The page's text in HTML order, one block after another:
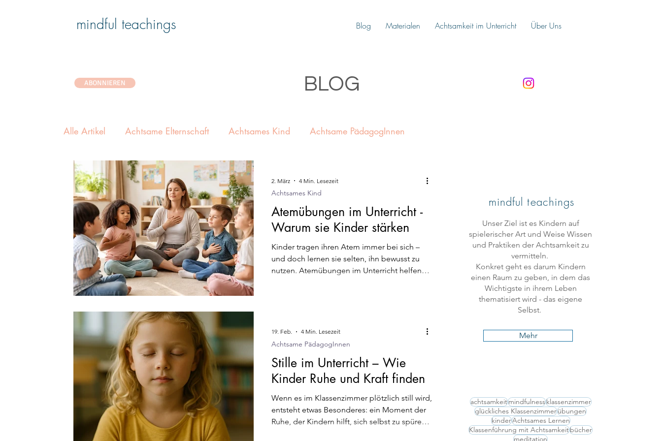
mindful teachings Blog Materialen Achtsamkeit im Unterricht Über Uns
ABONNIEREN BLOG
Alle Artikel Achtsame Elternschaft Achtsames Kind Achtsame PädagogInnen
Achtsames Zuhause Die Wissenschaft hinter Achtsamkeit
Selbstfürsorge für PädagogInnen
Atemübungen im Unterricht -
Warum sie Kinder stärken
Kinder tragen ihren Atem immer bei sich –
und doch lernen sie selten, ihn bewusst zu
nutzen. Atemübungen im Unterricht helfen
Achtsames Kind
2. März 4 Min. Lesezeit
Stille im Unterricht – Wie
Kinder Ruhe und Kraft finden
Wenn es im Klassenzimmer plötzlich still wird,
entsteht etwas Besonderes: ein Moment der
Ruhe, der Kindern hilft, sich selbst zu spüren
Achtsame PädagogInnen
19. Feb. 4 Min. Lesezeit
mindful teachings
Unser Ziel ist es Kindern auf
spielerischer Art und Weise Wissen
und Praktiken der Achtsamkeit zu
vermitteln.
Konkret geht es darum Kindern
einen Raum zu geben, in dem das
Wichtigste in ihrem Leben
thematisiert wird - das eigene
Selbst.
Mehr
achtsamkeitmindfulnessklassenzimmer
glückliches Klassenzimmerübungen
kinderAchtsames Lernen
Klassenführung mit Achtsamkeitbücher
meditation